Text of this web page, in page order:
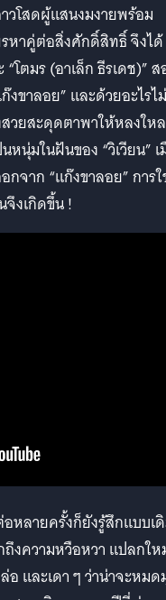
วโสดผู้แสนงมงายพร้อม
หาคู่ต่อสิ่งศักดิ์สิทธิ์ จึงได้
โตมร (อาเล็ก ธีรเดช)” ส
ขาลอย” และด้วยอะไรไ
วยสะดุดตาพาให้หลงใหล
หนุ่มในฝันของ “วิเวียน”
จาก “แก๊งขาลอย” การ
จึงเกิดขึ้น !
หลายครั้งก็ยังรู้สึกแบบเ
ถึงความหวือหวา แปลกใ
และเดา ๆ ว่าน่าจะหม